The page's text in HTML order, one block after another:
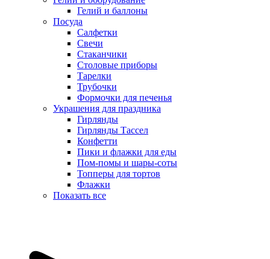
Гелий и баллоны
Посуда
Салфетки
Свечи
Стаканчики
Столовые приборы
Тарелки
Трубочки
Формочки для печенья
Украшения для праздника
Гирлянды
Гирлянды Тассел
Конфетти
Пики и флажки для еды
Пом-помы и шары-соты
Топперы для тортов
Флажки
Показать все